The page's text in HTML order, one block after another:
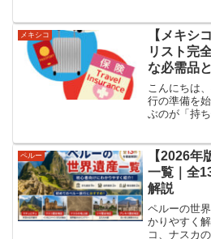
メキシコ
【メキシ
リスト完
な必需品
こんにちは
行の準備を
ぶのが「持
ティの遺跡
「現地で調
ペルー
【2026年
一覧｜全
解説
ペルーの世
かりやすく
コ、ナスカ